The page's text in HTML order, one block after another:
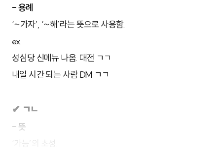
- 용례
‘~가자’, ‘~해’라는 뜻으로 사용함.
ex.
성심당 신메뉴 나옴. 대전 ㄱㄱ
내일 시간 되는 사람 DM ㄱㄱ
✔ ㄱㄴ
- 뜻
‘가능’의 초성.